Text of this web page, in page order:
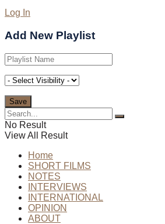
Log In
Add New Playlist
No Result
View All Result
Home
SHORT FILMS
NOTES
INTERVIEWS
INTERNATIONAL
OPINION
ABOUT